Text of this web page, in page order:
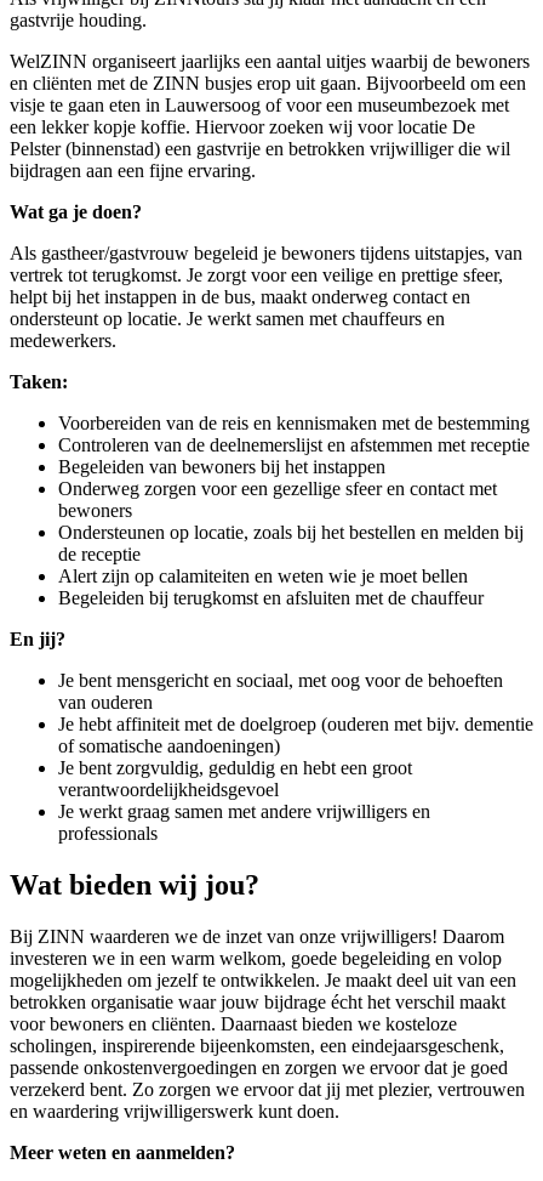
gastvrije houding.
WelZINN organiseert jaarlijks een aantal uitjes waarbij de bewoners
en cliënten met de ZINN busjes erop uit gaan. Bijvoorbeeld om een
visje te gaan eten in Lauwersoog of voor een museumbezoek met
een lekker kopje koffie. Hiervoor zoeken wij voor locatie De
Pelster (binnenstad) een gastvrije en betrokken vrijwilliger die wil
bijdragen aan een fijne ervaring.
Wat ga je doen?
Als gastheer/gastvrouw begeleid je bewoners tijdens uitstapjes, van
vertrek tot terugkomst. Je zorgt voor een veilige en prettige sfeer,
helpt bij het instappen in de bus, maakt onderweg contact en
ondersteunt op locatie. Je werkt samen met chauffeurs en
medewerkers.
Taken:
Voorbereiden van de reis en kennismaken met de bestemming
Controleren van de deelnemerslijst en afstemmen met receptie
Begeleiden van bewoners bij het instappen
Onderweg zorgen voor een gezellige sfeer en contact met
bewoners
Ondersteunen op locatie, zoals bij het bestellen en melden bij
de receptie
Alert zijn op calamiteiten en weten wie je moet bellen
Begeleiden bij terugkomst en afsluiten met de chauffeur
En jij?
Je bent mensgericht en sociaal, met oog voor de behoeften
van ouderen
Je hebt affiniteit met de doelgroep (ouderen met bijv. dementie
of somatische aandoeningen)
Je bent zorgvuldig, geduldig en hebt een groot
verantwoordelijkheidsgevoel
Je werkt graag samen met andere vrijwilligers en
professionals
Wat bieden wij jou?
Bij ZINN waarderen we de inzet van onze vrijwilligers! Daarom
investeren we in een warm welkom, goede begeleiding en volop
mogelijkheden om jezelf te ontwikkelen. Je maakt deel uit van een
betrokken organisatie waar jouw bijdrage écht het verschil maakt
voor bewoners en cliënten. Daarnaast bieden we kosteloze
scholingen, inspirerende bijeenkomsten, een eindejaarsgeschenk,
passende onkostenvergoedingen en zorgen we ervoor dat je goed
verzekerd bent. Zo zorgen we ervoor dat jij met plezier, vertrouwen
en waardering vrijwilligerswerk kunt doen.
Meer weten en aanmelden?